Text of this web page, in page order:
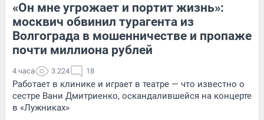
«Он мне угрожает и портит жизнь»:
москвич обвинил турагента из
Волгограда в мошенничестве и пропаже
почти миллиона рублей
4 часа 3 224 18
Работает в клинике и играет в театре — что известно о
сестре Вани Дмитриенко, оскандалившейся на концерте
в «Лужниках»